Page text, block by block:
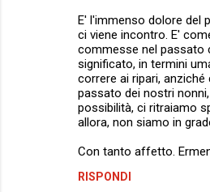
E' l'immenso dolore del
ci viene incontro. E'
commesse nel passato
significato, in termini
correre ai ripari,
passato dei nostri
possibilità, ci ritraiamo
allora, non siamo in
Con tanto affetto.
RISPONDI